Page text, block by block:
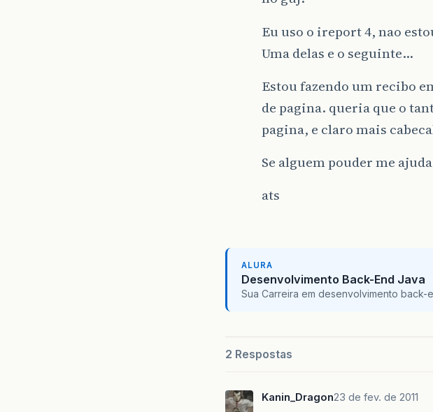
Eu uso o ireport 4, nao
Uma delas e o seguinte…
Estou fazendo um recibo
de pagina. queria que o
pagina, e claro mais
Se alguem pouder me
ats
ALURA
Desenvolvimento Back-End Java
Sua Carreira em desenvolvimento back-
2 Respostas
Kanin_Dragon23 de fev. de 2011